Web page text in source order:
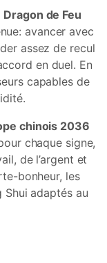
Dragon de Feu
avancer avec
assez de recul
en duel. En
capables de
chinois 2036
chaque signe,
de l’argent et
bonheur, les
Shui adaptés au